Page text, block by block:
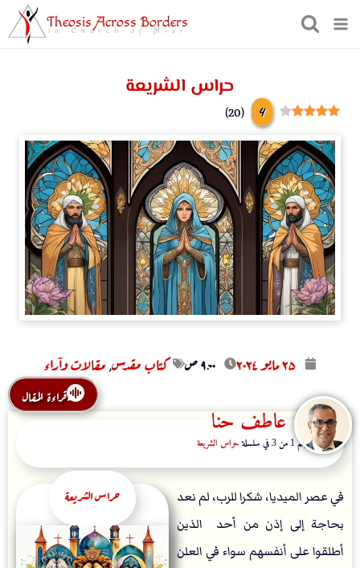
Theosis Across Borders
in Church of Misr
حراس الشريعة
4
(
20
)
۲۵ مايو ۲۰۲٤ ۹:۰۰ ص كتاب مقدس, مقالات وآراء
قراءة المقال
عاطف حنا
المقال رقم 1 من 3 في سلسلة حراس الشريعة
حراس الشريعة
في عصر الميديا، شكرا للرب، لم نعد
بحاجة إلى إذن من أحد الذين
أطلقوا على أنفسهم سواء في العلن